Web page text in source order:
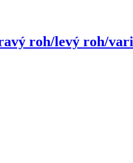
roh/levý roh/